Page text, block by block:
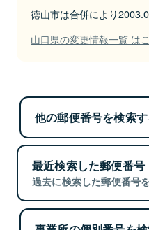
徳山市は合併により
山口県の変更情報一覧 は
他の郵便番号を検索
最近検索した郵便番号
過去に検索した郵便番号